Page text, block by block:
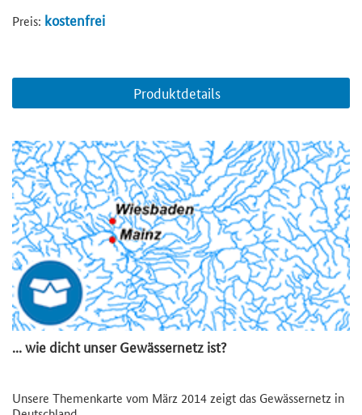
Preis: kostenfrei
Produktdetails
... wie dicht unser Gewässernetz ist?
Unsere Themenkarte vom März 2014 zeigt das Gewässernetz in